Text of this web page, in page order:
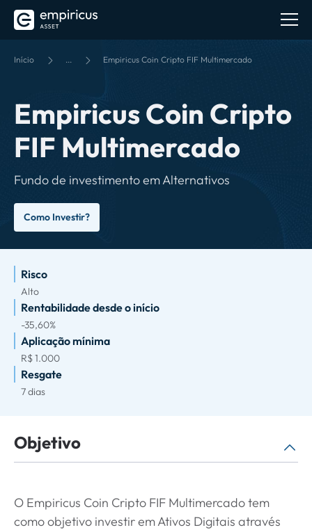
Início ... Empiricus Coin Cripto FIF Multimercado
Empiricus Coin Cripto
FIF Multimercado
Fundo de investimento em Alternativos
Como Investir?
Risco
Alto
Rentabilidade desde o início
-35,60%
Aplicação mínima
R$ 1.000
Resgate
7 dias
Objetivo
O Empiricus Coin Cripto FIF Multimercado tem
como objetivo investir em Ativos Digitais através